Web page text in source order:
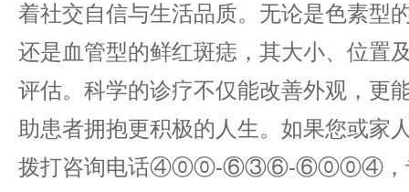
着社交自信与生活品质。无论是色素型
还是血管型的鲜红斑痣，其大小、位置
评估。科学的诊疗不仅能改善外观，更
助患者拥抱更积极的人生。如果您或家
拨打咨询电话④⓪⓪-⑥③⑥-⑥⓪⓪④，专